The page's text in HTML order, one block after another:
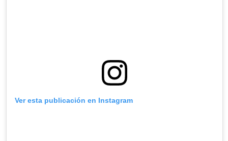
Ver esta publicación en Instagram